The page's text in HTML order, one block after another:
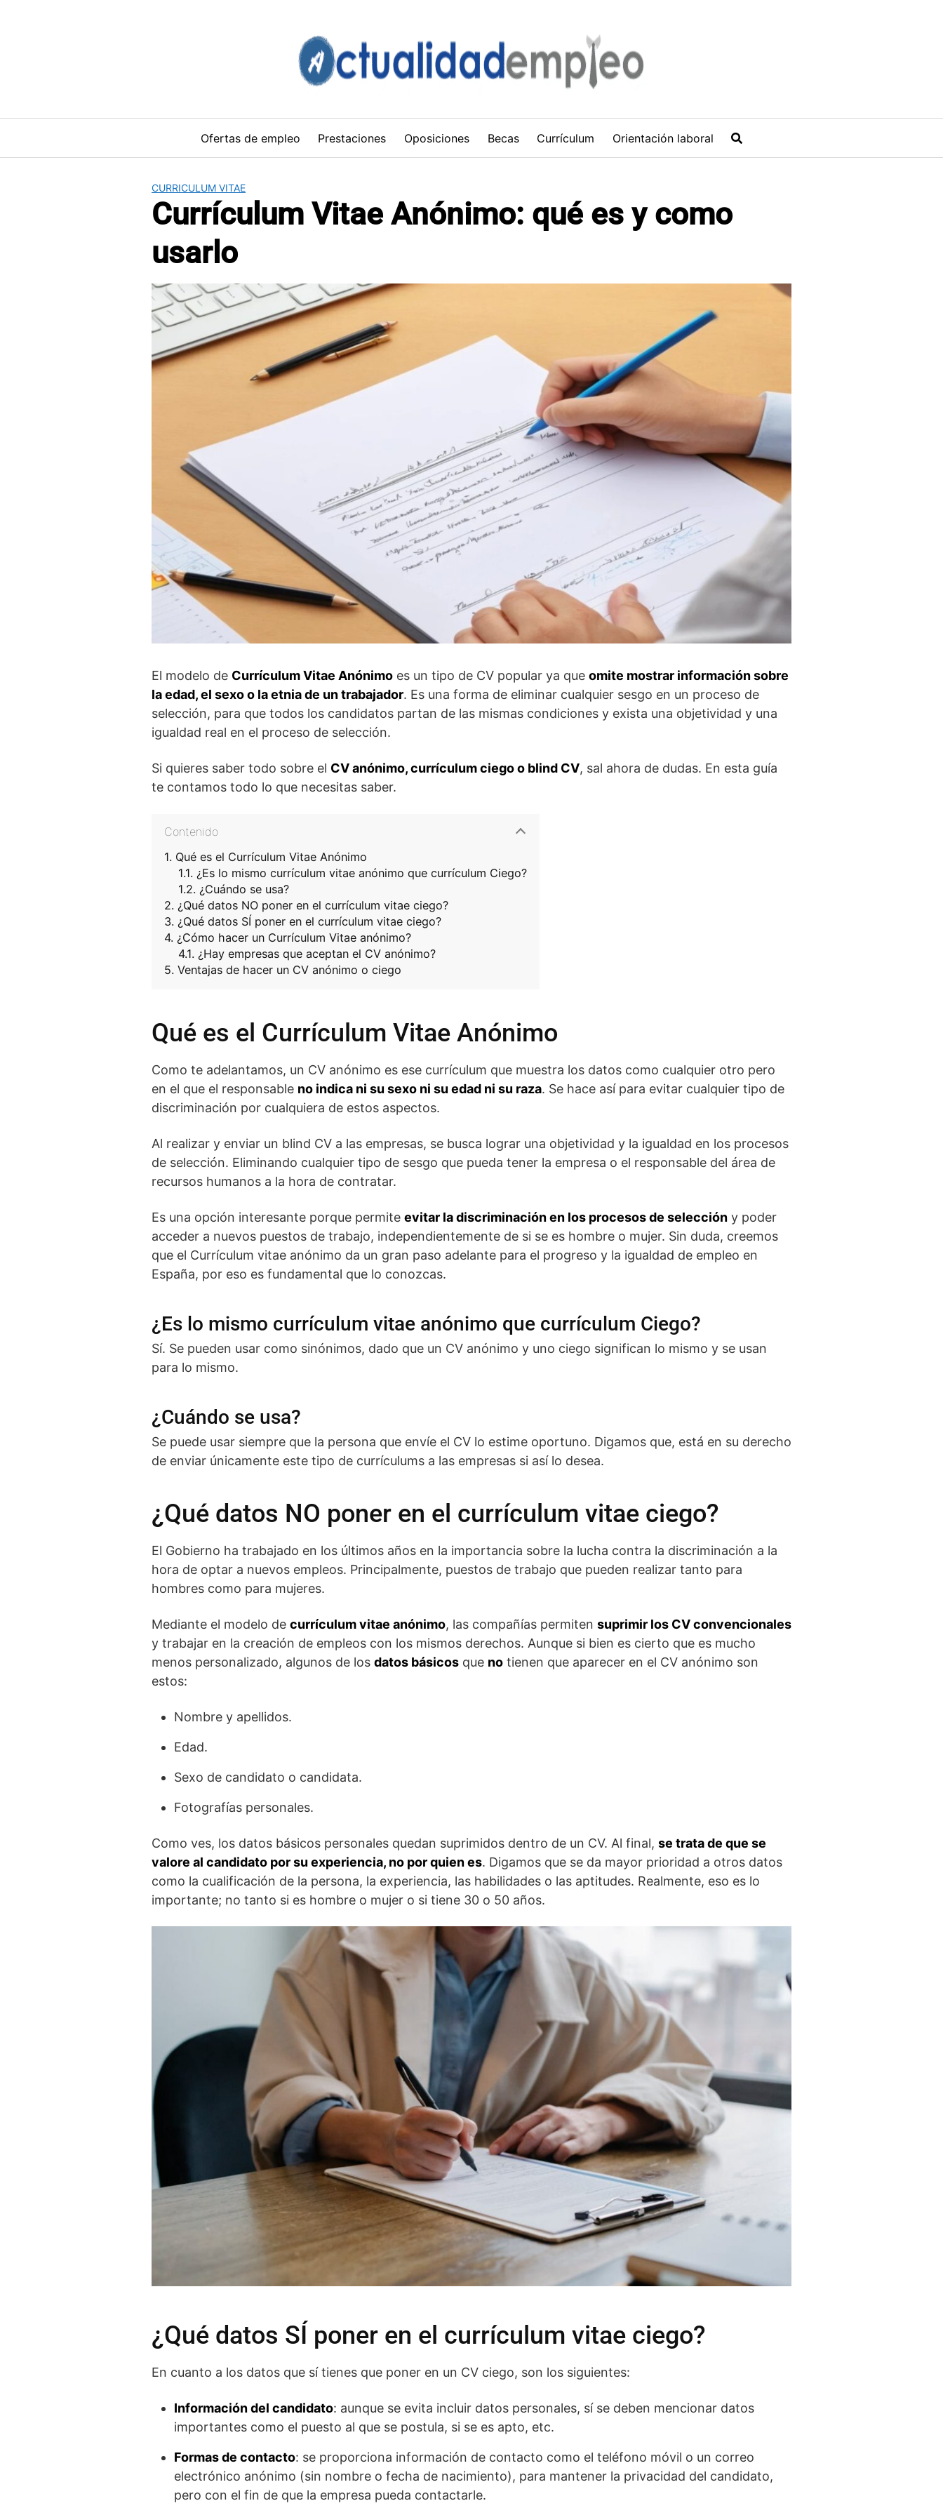
Ofertas de empleo Prestaciones Oposiciones Becas Currículum Orientación laboral
CURRICULUM VITAE
Currículum Vitae Anónimo: qué es y como
usarlo
El modelo de Currículum Vitae Anónimo es un tipo de CV popular ya que omite mostrar información sobre
la edad, el sexo o la etnia de un trabajador. Es una forma de eliminar cualquier sesgo en un proceso de
selección, para que todos los candidatos partan de las mismas condiciones y exista una objetividad y una
igualdad real en el proceso de selección.
Si quieres saber todo sobre el CV anónimo, currículum ciego o blind CV, sal ahora de dudas. En esta guía
te contamos todo lo que necesitas saber.
Contenido
Qué es el Currículum Vitae Anónimo
¿Es lo mismo currículum vitae anónimo que currículum Ciego?
¿Cuándo se usa?
¿Qué datos NO poner en el currículum vitae ciego?
¿Qué datos SÍ poner en el currículum vitae ciego?
¿Cómo hacer un Currículum Vitae anónimo?
¿Hay empresas que aceptan el CV anónimo?
Ventajas de hacer un CV anónimo o ciego
Qué es el Currículum Vitae Anónimo
Como te adelantamos, un CV anónimo es ese currículum que muestra los datos como cualquier otro pero
en el que el responsable no indica ni su sexo ni su edad ni su raza. Se hace así para evitar cualquier tipo de
discriminación por cualquiera de estos aspectos.
Al realizar y enviar un blind CV a las empresas, se busca lograr una objetividad y la igualdad en los procesos
de selección. Eliminando cualquier tipo de sesgo que pueda tener la empresa o el responsable del área de
recursos humanos a la hora de contratar.
Es una opción interesante porque permite evitar la discriminación en los procesos de selección y poder
acceder a nuevos puestos de trabajo, independientemente de si se es hombre o mujer. Sin duda, creemos
que el Currículum vitae anónimo da un gran paso adelante para el progreso y la igualdad de empleo en
España, por eso es fundamental que lo conozcas.
¿Es lo mismo currículum vitae anónimo que currículum Ciego?
Sí. Se pueden usar como sinónimos, dado que un CV anónimo y uno ciego significan lo mismo y se usan
para lo mismo.
¿Cuándo se usa?
Se puede usar siempre que la persona que envíe el CV lo estime oportuno. Digamos que, está en su derecho
de enviar únicamente este tipo de currículums a las empresas si así lo desea.
¿Qué datos NO poner en el currículum vitae ciego?
El Gobierno ha trabajado en los últimos años en la importancia sobre la lucha contra la discriminación a la
hora de optar a nuevos empleos. Principalmente, puestos de trabajo que pueden realizar tanto para
hombres como para mujeres.
Mediante el modelo de currículum vitae anónimo, las compañías permiten suprimir los CV convencionales
y trabajar en la creación de empleos con los mismos derechos. Aunque si bien es cierto que es mucho
menos personalizado, algunos de los datos básicos que no tienen que aparecer en el CV anónimo son
estos:
Nombre y apellidos.
Edad.
Sexo de candidato o candidata.
Fotografías personales.
Como ves, los datos básicos personales quedan suprimidos dentro de un CV. Al final, se trata de que se
valore al candidato por su experiencia, no por quien es. Digamos que se da mayor prioridad a otros datos
como la cualificación de la persona, la experiencia, las habilidades o las aptitudes. Realmente, eso es lo
importante; no tanto si es hombre o mujer o si tiene 30 o 50 años.
¿Qué datos SÍ poner en el currículum vitae ciego?
En cuanto a los datos que sí tienes que poner en un CV ciego, son los siguientes:
Información del candidato: aunque se evita incluir datos personales, sí se deben mencionar datos
importantes como el puesto al que se postula, si se es apto, etc.
Formas de contacto: se proporciona información de contacto como el teléfono móvil o un correo
electrónico anónimo (sin nombre o fecha de nacimiento), para mantener la privacidad del candidato,
pero con el fin de que la empresa pueda contactarle.